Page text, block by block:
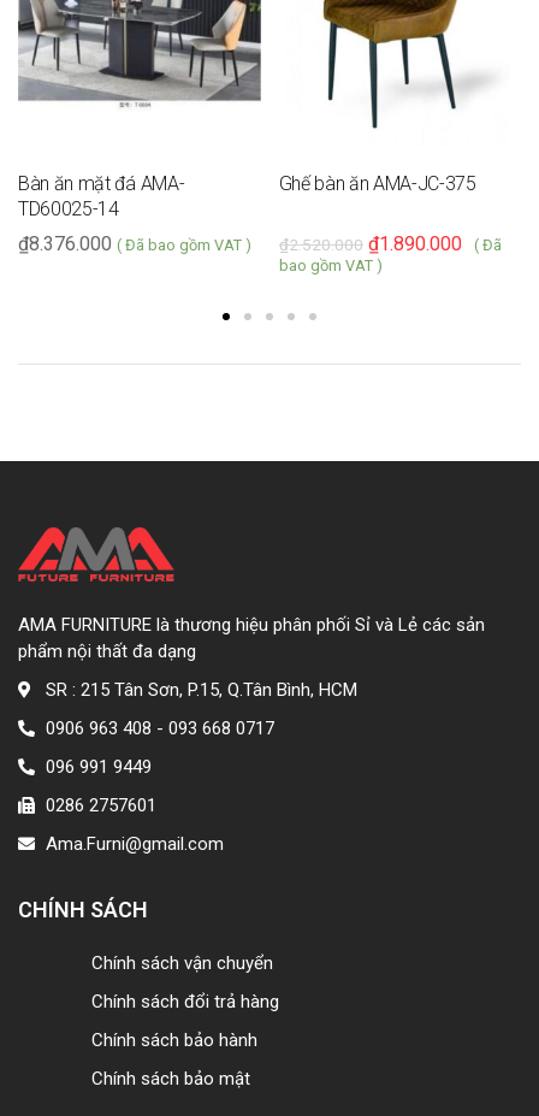
Bàn ăn mặt đá AMA-
TD60025-14
8.376.000
₫ ( Đã bao gồm VAT )
Ghế bàn ăn AMA-JC-375
2.520.000
₫ 1.890.000
₫
( Đã
bao gồm VAT )
AMA FURNITURE là thương hiệu phân phối Sỉ và Lẻ các sản
phẩm nội thất đa dạng
SR : 215 Tân Sơn, P.15, Q.Tân Bình, HCM
0906 963 408 - 093 668 0717
096 991 9449
0286 2757601
Ama.Furni@gmail.com
CHÍNH SÁCH
Chính sách vận chuyển
Chính sách đổi trả hàng
Chính sách bảo hành
Chính sách bảo mật